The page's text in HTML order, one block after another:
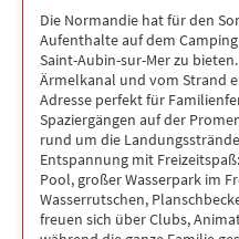
Die Normandie hat für den
Aufenthalte auf dem
Saint-Aubin-sur-Mer zu
Ärmelkanal und vom Strand
Adresse perfekt für
Spaziergängen auf der
rund um die
Entspannung mit
Pool, großer Wasserpark im
Wasserrutschen,
freuen sich über Clubs,